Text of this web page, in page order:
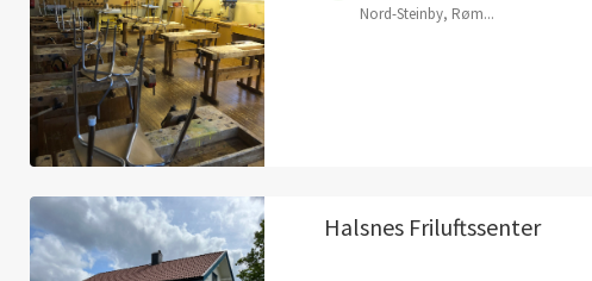
Nord-Steinby, Røm...
Halsnes Friluftssenter